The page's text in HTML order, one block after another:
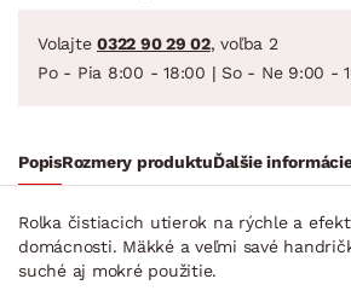
Volajte 0322 90 29 02, voľba 2
Po - Pia 8:00 - 18:00 | So - Ne 9:00 -
PopisRozmery produktuĎalšie
Rolka čistiacich utierok na rýchle a
domácnosti. Mäkké a veľmi savé
suché aj mokré použitie.